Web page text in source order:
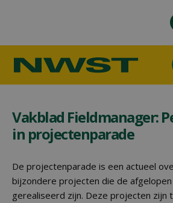
Vakblad Fieldmanager:
in projectenparade
De projectenparade is een actueel
bijzondere projecten die de
gerealiseerd zijn. Deze projecten zijn